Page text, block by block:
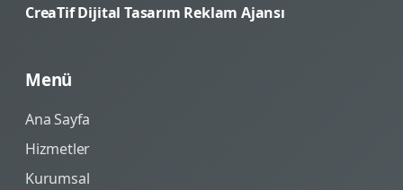
CreaTif Dijital Tasarım Reklam Ajansı
Menü
Ana Sayfa
Hizmetler
Kurumsal